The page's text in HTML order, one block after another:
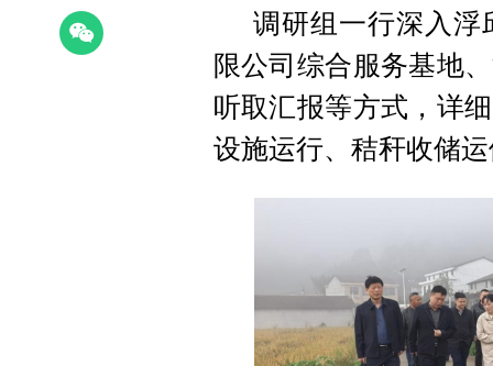
调研组一行深入浮
限公司综合服务基地
听取汇报等方式，详
设施运行、秸秆收储